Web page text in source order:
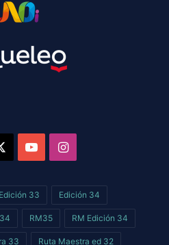
YouTubeInstagram
Edición 33 Edición 34
RM35 RM Edición 34
33 Ruta Maestra ed 32